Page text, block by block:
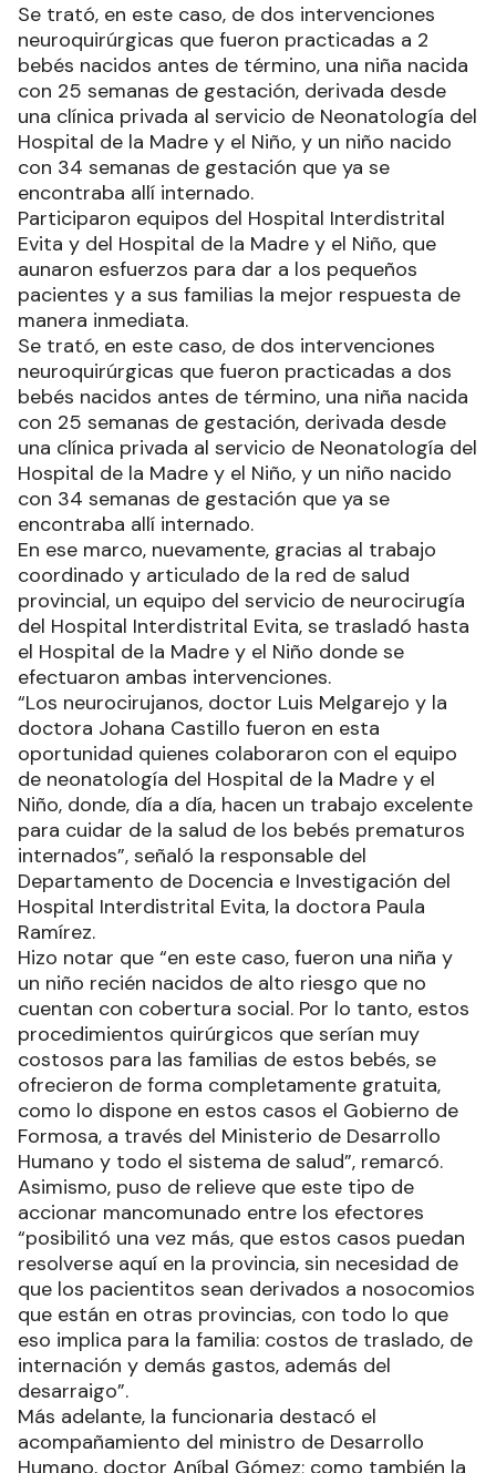
Se trató, en este caso, de dos intervenciones
neuroquirúrgicas que fueron practicadas a 2
bebés nacidos antes de término, una niña nacida
con 25 semanas de gestación, derivada desde
una clínica privada al servicio de Neonatología del
Hospital de la Madre y el Niño, y un niño nacido
con 34 semanas de gestación que ya se
encontraba allí internado.
Participaron equipos del Hospital Interdistrital
Evita y del Hospital de la Madre y el Niño, que
aunaron esfuerzos para dar a los pequeños
pacientes y a sus familias la mejor respuesta de
manera inmediata.
Se trató, en este caso, de dos intervenciones
neuroquirúrgicas que fueron practicadas a dos
bebés nacidos antes de término, una niña nacida
con 25 semanas de gestación, derivada desde
una clínica privada al servicio de Neonatología del
Hospital de la Madre y el Niño, y un niño nacido
con 34 semanas de gestación que ya se
encontraba allí internado.
En ese marco, nuevamente, gracias al trabajo
coordinado y articulado de la red de salud
provincial, un equipo del servicio de neurocirugía
del Hospital Interdistrital Evita, se trasladó hasta
el Hospital de la Madre y el Niño donde se
efectuaron ambas intervenciones.
“Los neurocirujanos, doctor Luis Melgarejo y la
doctora Johana Castillo fueron en esta
oportunidad quienes colaboraron con el equipo
de neonatología del Hospital de la Madre y el
Niño, donde, día a día, hacen un trabajo excelente
para cuidar de la salud de los bebés prematuros
internados”, señaló la responsable del
Departamento de Docencia e Investigación del
Hospital Interdistrital Evita, la doctora Paula
Ramírez.
Hizo notar que “en este caso, fueron una niña y
un niño recién nacidos de alto riesgo que no
cuentan con cobertura social. Por lo tanto, estos
procedimientos quirúrgicos que serían muy
costosos para las familias de estos bebés, se
ofrecieron de forma completamente gratuita,
como lo dispone en estos casos el Gobierno de
Formosa, a través del Ministerio de Desarrollo
Humano y todo el sistema de salud”, remarcó.
Asimismo, puso de relieve que este tipo de
accionar mancomunado entre los efectores
“posibilitó una vez más, que estos casos puedan
resolverse aquí en la provincia, sin necesidad de
que los pacientitos sean derivados a nosocomios
que están en otras provincias, con todo lo que
eso implica para la familia: costos de traslado, de
internación y demás gastos, además del
desarraigo”.
Más adelante, la funcionaria destacó el
acompañamiento del ministro de Desarrollo
Humano, doctor Aníbal Gómez; como también la